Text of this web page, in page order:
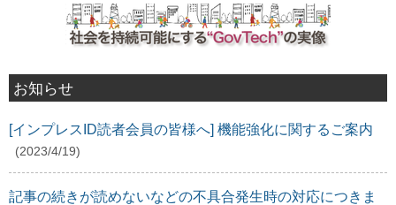
お知らせ
[インプレスID読者会員の皆様へ] 機能強化に関するご案内
(2023/4/19)
記事の続きが読めないなどの不具合発生時の対応につきま